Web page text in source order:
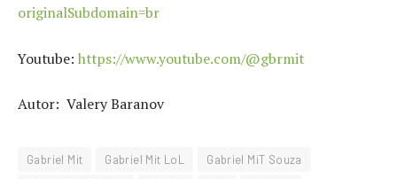
originalSubdomain=br
Youtube: https://www.youtube.com/@gbrmit
Autor: Valery Baranov
Gabriel Mit Gabriel Mit LoL
Gabriel MiT Souza